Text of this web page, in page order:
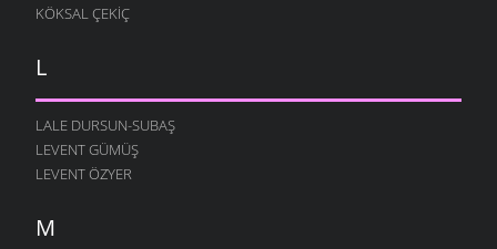
KÖKSAL ÇEKIÇ
L
LALE DURSUN-SUBAŞ
LEVENT GÜMÜŞ
LEVENT ÖZYER
M